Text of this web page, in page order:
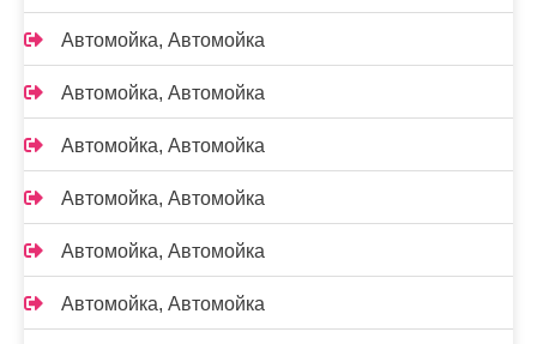
Автомойка, Автомойка
Автомойка, Автомойка
Автомойка, Автомойка
Автомойка, Автомойка
Автомойка, Автомойка
Автомойка, Автомойка